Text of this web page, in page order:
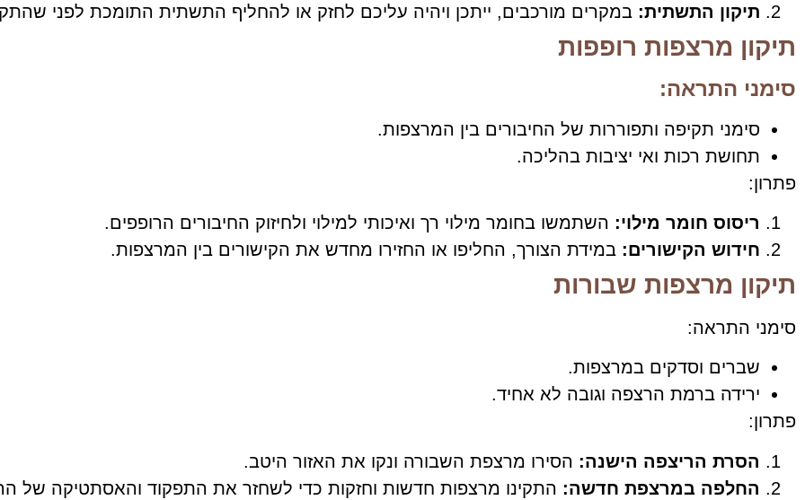
תיקון התשתית: במקרים מורכבים, ייתכן ויהיה עליכם לחזק או להחליף התשתית התומכת לפני
תיקון מרצפות רופפות
סימני התראה:
סימני תקיפה ותפוררות של החיבורים בין המרצפות.
תחושת רכות ואי יציבות בהליכה.
פתרון:
ריסוס חומר מילוי: השתמשו בחומר מילוי רך ואיכותי למילוי ולחיזוק החיבורים הרופפים.
חידוש הקישורים: במידת הצורך, החליפו או החזירו מחדש את הקישורים בין המרצפות.
תיקון מרצפות שבורות
סימני התראה:
שברים וסדקים במרצפות.
ירידה ברמת הרצפה וגובה לא אחיד.
פתרון:
הסרת הריצפה הישנה: הסירו מרצפת השבורה ונקו את האזור היטב.
החלפה במרצפת חדשה: התקינו מרצפות חדשות וחזקות כדי לשחזר את התפקוד והאסתטיקה של